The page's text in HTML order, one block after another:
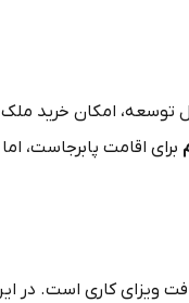
توسعه، امکان خرید
برای اقامت پابرجاست،
ویزای کاری است. در